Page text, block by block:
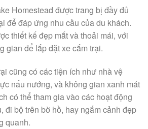
Homestead được trang bị đầy đủ
để đáp ứng nhu cầu của du khách.
thiết kế đẹp mắt và thoải mái, với
gian để lắp đặt xe cắm trại.
cũng có các tiện ích như nhà vệ
nấu nướng, và không gian xanh mát
có thể tham gia vào các hoạt động
đi bộ trên bờ hồ, hay ngắm cảnh đẹp
quanh.